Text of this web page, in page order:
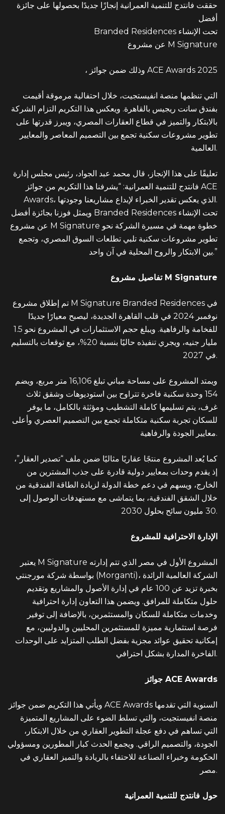
حققت فانتدج للتنمية العمرانية إنجازًا جديدًا بحصولها على جائزة
أفضل
Branded Residences تحت الإنشاء
عن مشروع M Signature
، وذلك ضمن جوائز ACE Awards 2025
التي تنظمها منصة انفيستجيت، خلال احتفالية مرموقة أقيمت
بفندق سانت ريجيس بالقاهرة. ويعكس هذا التكريم التزام الشركة
بالابتكار والتميز في قطاع العقارات المصري، ويبرز قدرتها على
تطوير مشروعات سكنية تجمع بين التصميم المعاصر والمعايير
العالمية.
تعليقًا على هذا الإنجاز، قال محمد عبد الجواد، رئيس مجلس إدارة
فانتدج للتنمية العمرانية: “يشرفنا هذا التكريم من جوائز ACE
Awards، الذي يعكس تقدير الخبراء لإبداع مشاريعنا وجودتها.
ويمثل فوزنا بجائزة أفضل Branded Residences تحت الإنشاء
عن مشروع M Signature خطوة مهمة في مسيرة الشركة نحو
تطوير مشروعات سكنية تلبي تطلعات السوق المصري، وتجمع
بين الابتكار والروح المحلية في آن واحد.”
تفاصيل مشروع M Signature
تم إطلاق مشروع M Signature Branded Residences في
نوفمبر 2024 في قلب القاهرة الجديدة، ليصبح معيارًا جديدًا
للفخامة والرفاهية. ويبلغ حجم الاستثمارات في المشروع نحو 1.5
مليار جنيه، ويجري تنفيذه حاليًا بنسبة 20%، مع توقعات بالتسليم
في 2027.
ويمتد المشروع على مساحة مباني تبلغ 16,106 متر مربع، ويضم
154 وحدة سكنية فاخرة تتراوح بين استوديوهات وشقق ثلاث
غرف، يتم تسليمها كاملة التشطيب ومؤثثة بالكامل، ما يوفر
للسكان تجربة سكنية متكاملة تجمع بين التصميم العصري وأعلى
معايير الجودة والرفاهية.
كما يُعد المشروع منتجًا عقاريًا مثاليًا ضمن ملف “تصدير العقار”،
إذ يقدم وحدات بمعايير دولية قادرة على جذب المشترين من
الخارج، ويسهم في دعم خطة الدولة لزيادة الطاقة الفندقية من
خلال الشقق الفندقية، بما يتماشى مع مستهدفات الوصول إلى
30 مليون سائح بحلول 2030.
الإدارة الاحترافية للمشروع
M Signature
بواسطة شركة مورجنتي (Morganti)، الشركة العالمية الرائدة
بخبرة تزيد عن 100 عام في إدارة الأصول والمشاريع وتقديم
حلول متكاملة للمرافق. ويضمن هذا التعاون إدارة احترافية
وخدمات متكاملة للسكان والمستثمرين، بالإضافة إلى توفير
فرصة استثمارية مميزة للمستثمرين المحليين والدوليين، مع
إمكانية تحقيق عوائد مجزية بفضل الطلب المتزايد على الوحدات
الفاخرة المدارة بشكل احترافي.
جوائز ACE Awards
ويأتي هذا التكريم ضمن جوائز ACE Awards السنوية التي تقدمها
منصة انفيستجيت، والتي تسلط الضوء على المشاريع المتميزة
التي تساهم في دفع عجلة التطوير العقاري من خلال الابتكار،
الجودة، والتصميم الراقي. ويجمع الحدث كبار المطورين ومسؤولي
الحكومة وخبراء الصناعة للاحتفاء بالريادة والتميز العقاري في
مصر.
حول فانتدج للتنمية العمرانية
ADDRESS
Ground floor, building 233- Part 2 -5th
Settlement , New Cairo, Cairo, Egypt